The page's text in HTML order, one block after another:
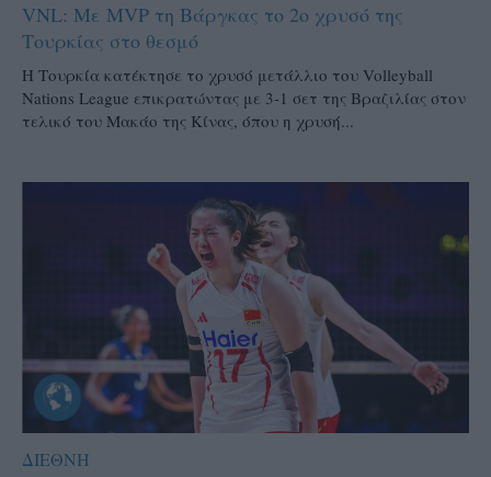
VNL: Με MVP τη Βάργκας το 2ο χρυσό της
Τουρκίας στο θεσμό
H Τουρκία κατέκτησε το χρυσό μετάλλιο του Volleyball
Nations League επικρατώντας με 3-1 σετ της Βραζιλίας στον
τελικό του Μακάο της Κίνας, όπου η χρυσή...
ΔΙΕΘΝΗ